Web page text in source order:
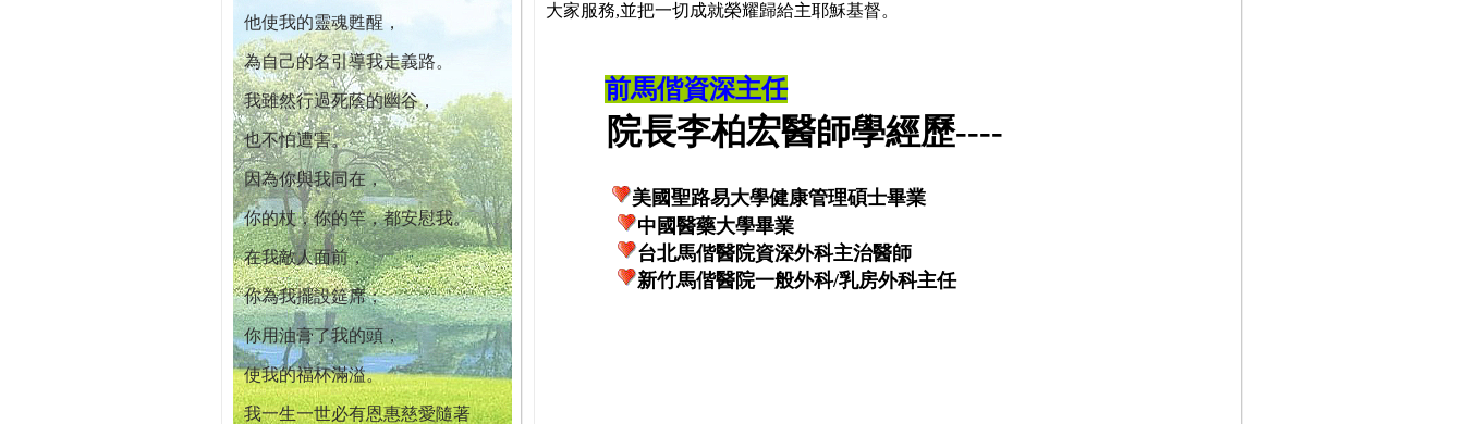
他使我的靈魂甦醒，
為自己的名引導我走義路。
我雖然行過死蔭的幽谷，
也不怕遭害。
因為你與我同在，
你的杖，你的竿，都安慰我。
在我敵人面前，
你為我擺設筵席；
你用油膏了我的頭，
使我的福杯滿溢。
我一生一世必有恩惠慈愛隨著
大家服務,並把一切成就榮耀歸給主耶穌基督。
前馬偕資深主任
院長李柏宏醫師學經歷----
美國聖路易大學健康管理碩士畢業
中國醫藥大學畢業
台北馬偕醫院資深外科主治醫師
新竹馬偕醫院一般外科/乳房外科主任